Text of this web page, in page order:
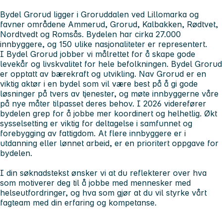
Bydel Grorud ligger i Groruddalen ved Lillomarka og
favner områdene Ammerud, Grorud, Kalbakken, Rødtvet,
Nordtvedt og Romsås. Bydelen har cirka 27.000
innbyggere, og 150 ulike nasjonaliteter er representert.
I Bydel Grorud jobber vi målrettet for å skape gode
levekår og livskvalitet for hele befolkningen. Bydel Grorud
er opptatt av bærekraft og utvikling. Nav Grorud er en
viktig aktør i en bydel som vil være best på å gi gode
løsninger på tvers av tjenester, og møte innbyggerne våre
på nye måter tilpasset deres behov. I 2026 viderefører
bydelen grep for å jobbe mer koordinert og helhetlig. Økt
sysselsetting er viktig for deltagelse i samfunnet og
forebygging av fattigdom. At flere innbyggere er i
utdanning eller lønnet arbeid, er en prioritert oppgave for
bydelen.
I din søknadstekst ønsker vi at du reflekterer over hva
som motiverer deg til å jobbe med mennesker med
helseutfordringer, og hva som gjør at du vil styrke vårt
fagteam med din erfaring og kompetanse.